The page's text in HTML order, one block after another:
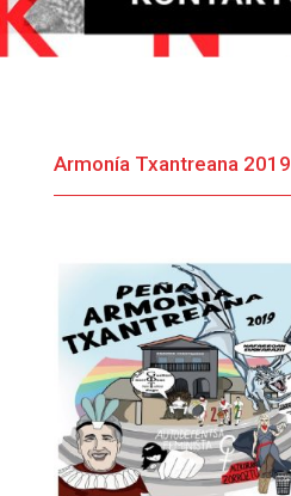
Armonía Txantreana 2019